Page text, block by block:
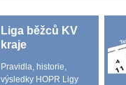
Liga běžců KV
kraje
Pravidla, historie,
výsledky HOPR Ligy